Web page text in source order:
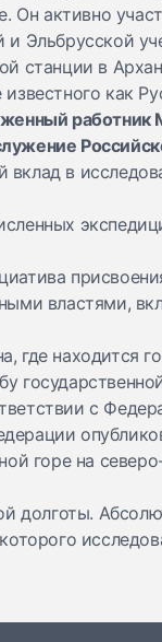
Он активно
и Эльбрусской
станции в
как
работник
в
властями,
где находится
с
горе на
долготы.